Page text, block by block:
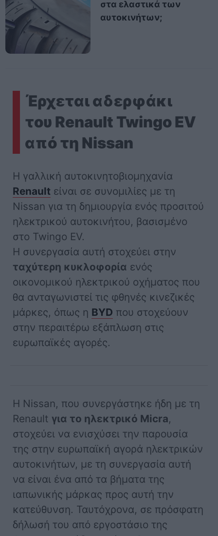
στα ελαστικά των
αυτοκινήτων;
Έρχεται αδερφάκι
του Renault Twingo EV
από τη Nissan
Η γαλλική αυτοκινητοβιομηχανία
Renault είναι σε συνομιλίες με τη
Nissan για τη δημιουργία ενός προσιτού
ηλεκτρικού αυτοκινήτου, βασισμένο
στο Twingo EV.
Η συνεργασία αυτή στοχεύει στην
ταχύτερη κυκλοφορία ενός
οικονομικού ηλεκτρικού οχήματος που
θα ανταγωνιστεί τις φθηνές κινεζικές
μάρκες, όπως η BYD που στοχεύουν
στην περαιτέρω εξάπλωση στις
ευρωπαϊκές αγορές.
Η Nissan, που συνεργάστηκε ήδη με τη
Renault για το ηλεκτρικό Micra,
στοχεύει να ενισχύσει την παρουσία
της στην ευρωπαϊκή αγορά ηλεκτρικών
αυτοκινήτων, με τη συνεργασία αυτή
να είναι ένα από τα βήματα της
ιαπωνικής μάρκας προς αυτή την
κατεύθυνση. Ταυτόχρονα, σε πρόσφατη
δήλωσή του από εργοστάσιο της